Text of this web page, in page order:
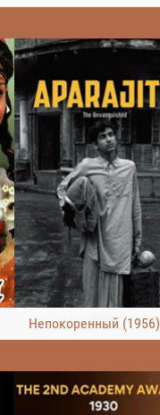
Непокоренный (1956)